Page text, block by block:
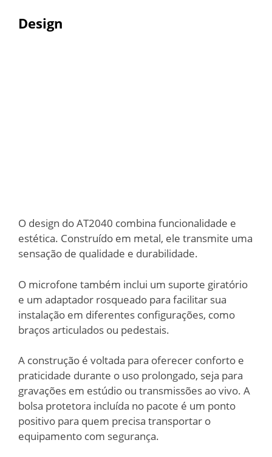
Design
O design do AT2040 combina funcionalidade e
estética. Construído em metal, ele transmite uma
sensação de qualidade e durabilidade.
O microfone também inclui um suporte giratório
e um adaptador rosqueado para facilitar sua
instalação em diferentes configurações, como
braços articulados ou pedestais.
A construção é voltada para oferecer conforto e
praticidade durante o uso prolongado, seja para
gravações em estúdio ou transmissões ao vivo. A
bolsa protetora incluída no pacote é um ponto
positivo para quem precisa transportar o
equipamento com segurança.